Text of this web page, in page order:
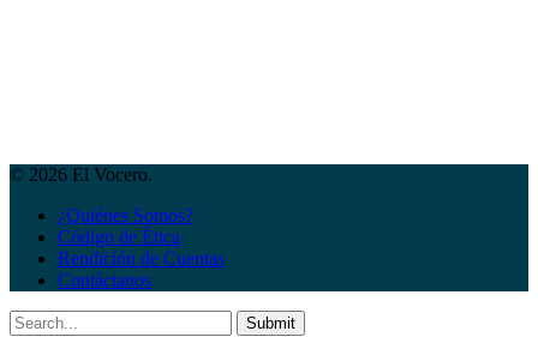
© 2026 El Vocero.
¿Quiénes Somos?
Código de Ética
Rendición de Cuentas
Contáctanos
Submit